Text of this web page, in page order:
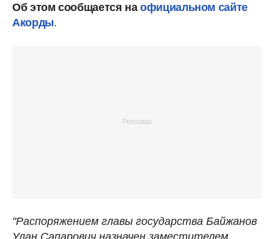
Об этом сообщается наофициальном сайте
Акорды.
"Распоряжением главы государства Байжанов
Улан Сапарович назначен заместителем